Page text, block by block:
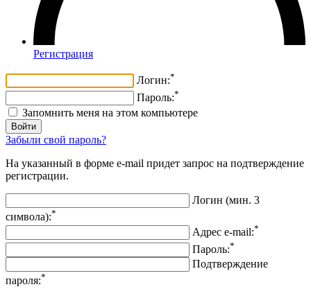
Регистрация
Логин:*
Пароль:*
Запомнить меня на этом компьютере
Забыли свой пароль?
На указанный в форме e-mail придет запрос на подтверждение
регистрации.
Логин (мин. 3
символа):*
Адрес e-mail:*
Пароль:*
Подтверждение
пароля:*